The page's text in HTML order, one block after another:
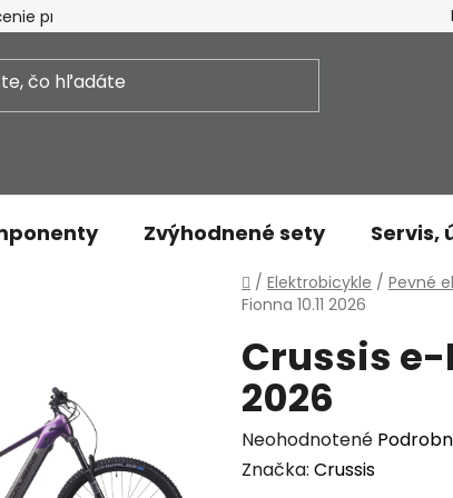
pre spotrebiteľa Vrátenie tovaru - odstúpenie
Zvýhodnené sety Servis,
Domov
/ Elektrobicykle / Pevné
Fionna 10.11 2026
Crussis e-
2026
Priemerné
hodnotenie
Neohodnotené
Značka: Crussis